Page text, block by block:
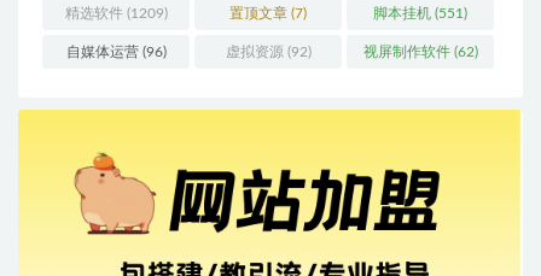
精选软件(1209) 置顶文章 (7) 脚本挂机 (551)
自媒体运营(96) 虚拟资源 (92) 视屏制作软件(62)